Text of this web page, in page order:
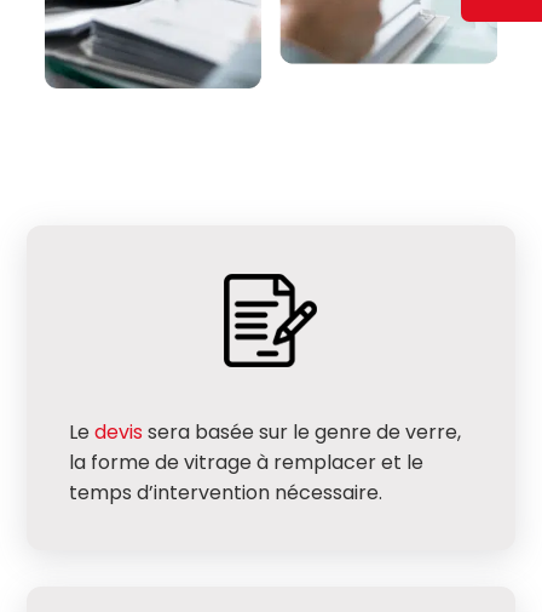
Le devis sera basée sur le genre de verre,
la forme de vitrage à remplacer et le
temps d’intervention nécessaire.